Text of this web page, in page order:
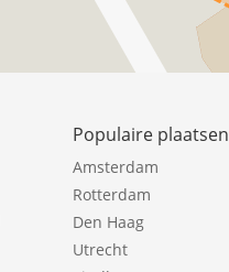
Populaire plaatsen
Amsterdam
Rotterdam
Den Haag
Utrecht